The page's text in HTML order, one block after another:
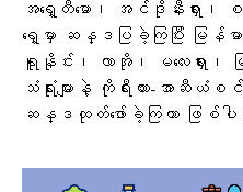
အရှေ့တီမော၊ အင်ဒိုနီးရှာ
ရှေ့မှာ ဆန္ဒပြခဲ့ကြပြီး မြန်
ရူနိုင်း၊ လာအို၊ မလေးရှာ
သံရုံးများနဲ့ ကိုရီးယား-အာဆီ
ဆန္ဒထုတ်ဖော်ခဲ့ကြတာ ဖြစ်ပ